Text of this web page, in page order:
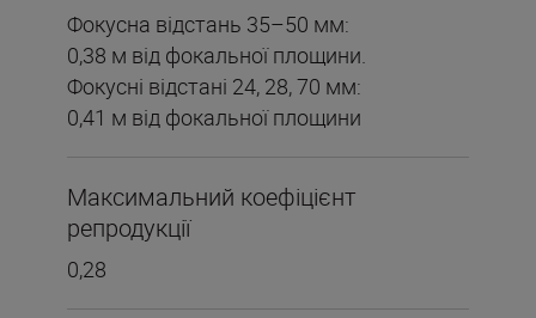
Фокусна відстань 35–50 мм:
0,38 м від фокальної площини.
Фокусні відстані 24, 28, 70 мм:
0,41 м від фокальної площини
Максимальний коефіцієнт
репродукції
0,28